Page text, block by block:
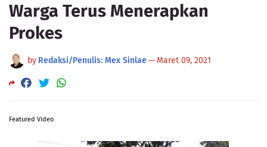
Warga Terus Menerapkan
Prokes
by Redaksi/Penulis: Mex Sinlae— Maret 09, 2021
Featured Video